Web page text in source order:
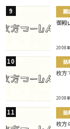
開
御殿
2008
話
枚方
2008
話
枚方